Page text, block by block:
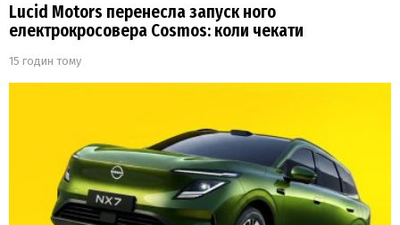
Lucid Motors перенесла запуск ного
електрокросовера Cosmos: коли чекати
15 годин тому